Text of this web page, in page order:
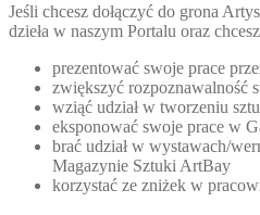
Jeśli chcesz dołączyć do grona
dzieła w naszym Portalu oraz
prezentować swoje prace
zwiększyć rozpoznawalność
wziąć udział w tworzeniu
eksponować swoje prace w
brać udział w wystawach/
Magazynie Sztuki ArtBay
korzystać ze zniżek w